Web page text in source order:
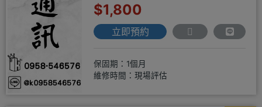
$1,800
立即預約
保固期：1個月
維修時間：現場評估